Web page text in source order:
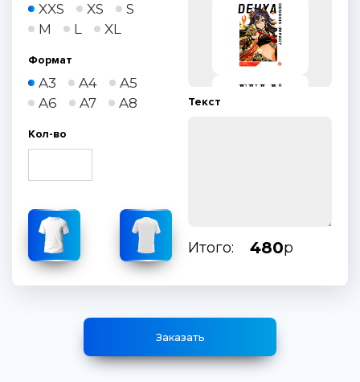
XXS XS
S
M
L XL
Формат
A3 A4
A5
A6
A7 A8
Кол-во
Текст
Итого: 480р